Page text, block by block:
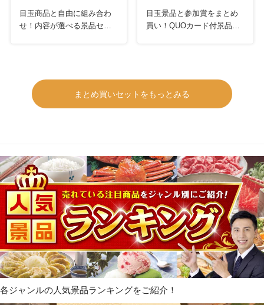
目玉商品と自由に組み合わ
せ！内容が選べる景品セッ
目玉景品と参加賞をまとめ
買い！QUOカード付景品セ
まとめ買いセットをもっとみる
各ジャンルの人気景品ランキングをご紹介！